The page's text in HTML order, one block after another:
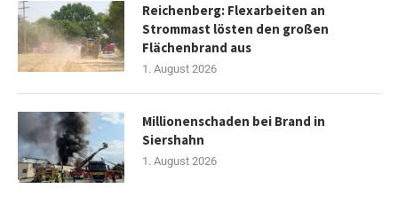
Reichenberg: Flexarbeiten an
Strommast lösten den großen
Flächenbrand aus
1. August 2026
Millionenschaden bei Brand in
Siershahn
1. August 2026